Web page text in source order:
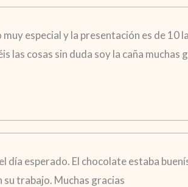
especial y la presentación es de 10
las cosas sin duda soy la caña muchas
día esperado. El chocolate estaba
trabajo. Muchas gracias